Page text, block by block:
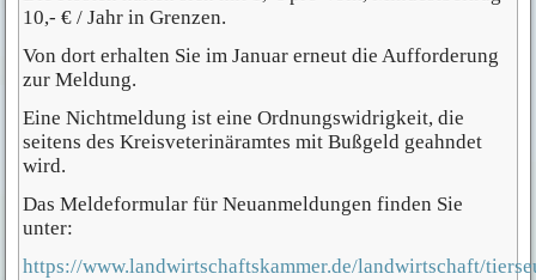
10,- € / Jahr in Grenzen.
Von dort erhalten Sie im Januar erneut die Aufforderung
zur Meldung.
Eine Nichtmeldung ist eine Ordnungswidrigkeit, die
seitens des Kreisveterinäramtes mit Bußgeld geahndet
wird.
Das Meldeformular für Neuanmeldungen finden Sie
unter:
https://www.landwirtschaftskammer.de/landwirtschaft/